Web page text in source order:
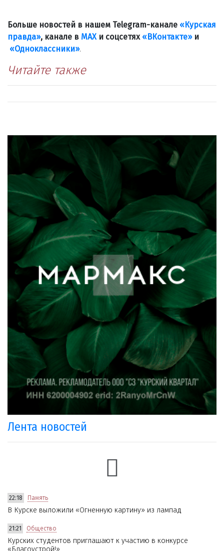
Больше новостей в нашем Telegram-канале «Курская
правда», канале в МАХи соцсетях «ВКонтакте»и
«Одноклассники».
Читайте также
Лента новостей
22:18 Память
В Курске выложили «Огненную картину» из лампад
21:21 Общество
Курских студентов приглашают к участию в конкурсе
«Благоустрой!»